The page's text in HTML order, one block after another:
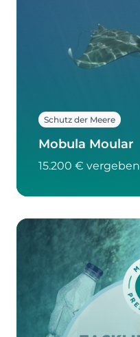
Schutz der Meere
Mobula Moular
15.200 € vergeben